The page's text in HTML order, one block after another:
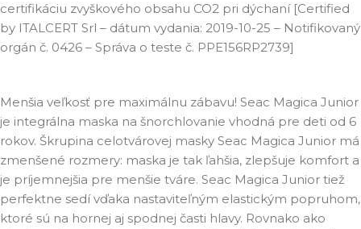
certifikáciu zvyškového obsahu CO2 pri dýchaní [Certified
by ITALCERT Srl – dátum vydania: 2019-10-25 – Notifikovaný
orgán č. 0426 – Správa o teste č. PPE156RP2739]
Menšia veľkosť pre maximálnu zábavu! Seac Magica Junior
je integrálna maska na šnorchlovanie vhodná pre deti od 6
rokov. Škrupina celotvárovej masky Seac Magica Junior má
zmenšené rozmery: maska je tak ľahšia, zlepšuje komfort a
je príjemnejšia pre menšie tváre. Seac Magica Junior tiež
perfektne sedí vďaka nastaviteľným elastickým popruhom,
ktoré sú na hornej aj spodnej časti hlavy. Rovnako ako